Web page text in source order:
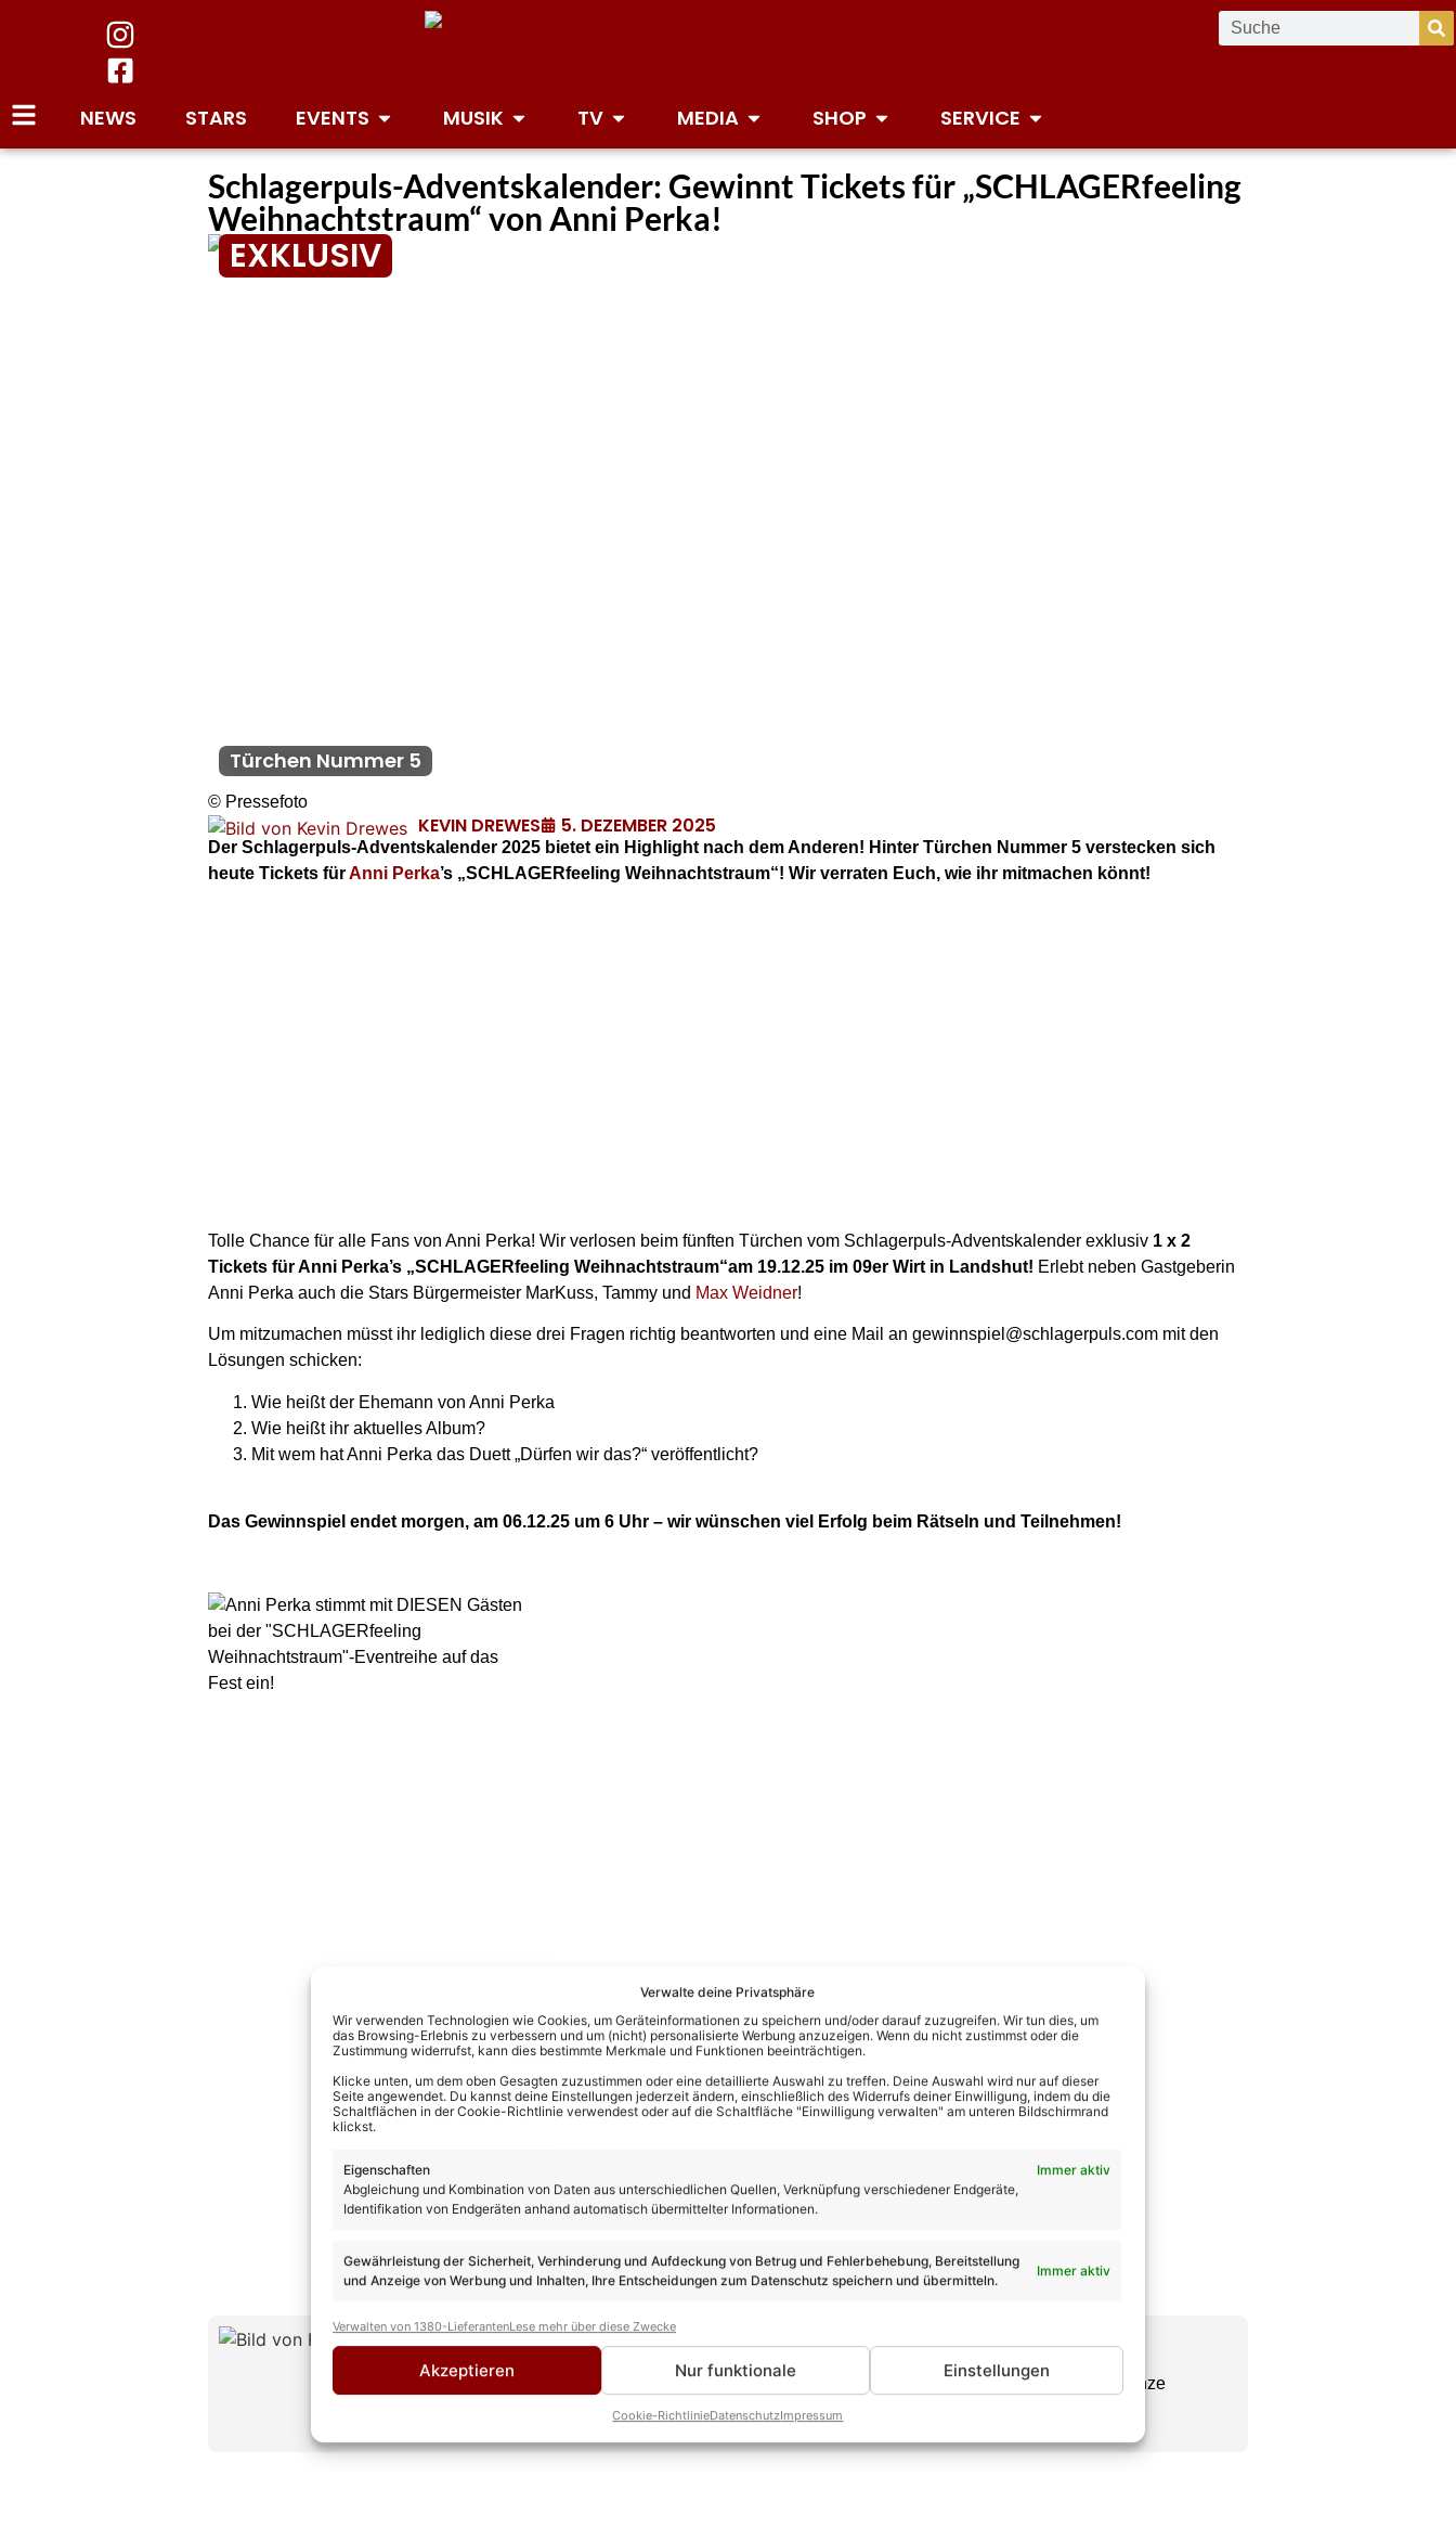
Verwalte deine Privatsphäre
Wir verwenden Technologien wie Cookies, um Geräteinformationen zu speichern und/oder darauf zuzugreifen. Wir tun dies, um
das Browsing-Erlebnis zu verbessern und um (nicht) personalisierte Werbung anzuzeigen. Wenn du nicht zustimmst oder die
Zustimmung widerrufst, kann dies bestimmte Merkmale und Funktionen beeinträchtigen.
Klicke unten, um dem oben Gesagten zuzustimmen oder eine detaillierte Auswahl zu treffen. Deine Auswahl wird nur auf dieser
Seite angewendet. Du kannst deine Einstellungen jederzeit ändern, einschließlich des Widerrufs deiner Einwilligung, indem du die
Schaltflächen in der Cookie-Richtlinie verwendest oder auf die Schaltfläche "Einwilligung verwalten" am unteren Bildschirmrand
klickst.
Eigenschaften
Immer aktiv
Abgleichung und Kombination von Daten aus unterschiedlichen Quellen, Verknüpfung verschiedener Endgeräte,
Identifikation von Endgeräten anhand automatisch übermittelter Informationen.
Gewährleistung der Sicherheit, Verhinderung und Aufdeckung von Betrug und Fehlerbehebung, Bereitstellung
und Anzeige von Werbung und Inhalten, Ihre Entscheidungen zum Datenschutz speichern und übermitteln.
Immer aktiv
Verwalten von 1380-LieferantenLese mehr über diese Zwecke
Akzeptieren Nur funktionale Einstellungen
Cookie-RichtlinieDatenschutzImpressum
NEWS STARS EVENTS MUSIK TV MEDIA SHOP SERVICE
Schlagerpuls-Adventskalender: Gewinnt Tickets für „SCHLAGERfeeling
Weihnachtstraum“ von Anni Perka!
EXKLUSIV
Türchen Nummer 5
© Pressefoto
KEVIN DREWES 5. DEZEMBER 2025
Der Schlagerpuls-Adventskalender 2025 bietet ein Highlight nach dem Anderen! Hinter Türchen Nummer 5 verstecken sich
heute Tickets fürAnni Perka’s „SCHLAGERfeeling Weihnachtstraum“! Wir verraten Euch, wie ihr mitmachen könnt!
Tolle Chance für alle Fans von Anni Perka! Wir verlosen beim fünften Türchen vom Schlagerpuls-Adventskalender exklusiv 1 x 2
Tickets für Anni Perka’s „SCHLAGERfeeling Weihnachtstraum“am 19.12.25 im 09er Wirt in Landshut! Erlebt neben Gastgeberin
Anni Perka auch die Stars Bürgermeister MarKuss, Tammy und Max Weidner!
Um mitzumachen müsst ihr lediglich diese drei Fragen richtig beantworten und eine Mail an gewinnspiel@schlagerpuls.com mit den
Lösungen schicken:
Wie heißt der Ehemann von Anni Perka
Wie heißt ihr aktuelles Album?
Mit wem hat Anni Perka das Duett „Dürfen wir das?“ veröffentlicht?
Das Gewinnspiel endet morgen, am 06.12.25 um 6 Uhr – wir wünschen viel Erfolg beim Rätseln und Teilnehmen!
Kevin Drewes
CHEFREDAKTEUR
Kevin Drewes ist seit über 10 Jahren im Schlager unterwegs und bringt als Chefredakteur seine ganze
Erfahrung und Leidenschaft mit hinein. Kein anderer kann solch eine Expertise wie er vorweisen.